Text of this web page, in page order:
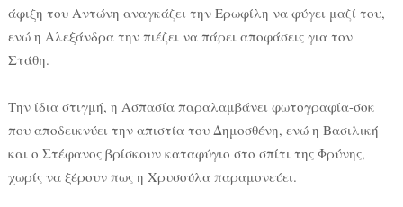
άφιξη του Αντώνη αναγκάζει την Ερωφίλη να φύγει μαζί του,
ενώ η Αλεξάνδρα την πιέζει να πάρει αποφάσεις για τον
Στάθη.
Την ίδια στιγμή, η Ασπασία παραλαμβάνει φωτογραφία-σοκ
που αποδεικνύει την απιστία του Δημοσθένη, ενώ η Βασιλική
και ο Στέφανος βρίσκουν καταφύγιο στο σπίτι της Φρύνης,
χωρίς να ξέρουν πως η Χρυσούλα παραμονεύει.